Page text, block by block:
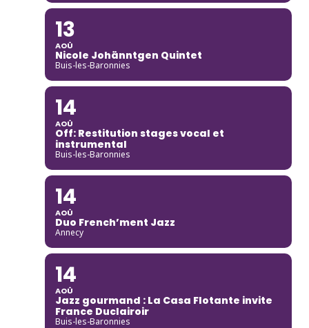
13
AOÛ
Nicole Johänntgen Quintet
Buis-les-Baronnies
14
AOÛ
Off: Restitution stages vocal et
instrumental
Buis-les-Baronnies
14
AOÛ
Duo French’ment Jazz
Annecy
14
AOÛ
Jazz gourmand : La Casa Flotante invite
France Duclairoir
Buis-les-Baronnies